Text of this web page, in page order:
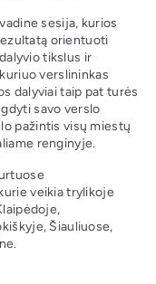
sesija, kurios
orientuoti
tikslus ir
verslininkas
dalyviai taip pat turės
savo verslo
pažintis visų miestų
renginyje.
veikia trylikoje
Šiauliuose,